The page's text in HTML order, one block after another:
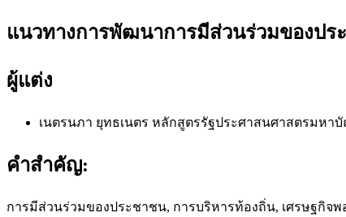
แนวทางการพัฒนาการมีส่วนร่วมของปร
ผู้แต่ง
เนตรนภา ยุทธเนตร หลักสูตรรัฐประศาสนศาสตรมหา
คำสำคัญ:
การมีส่วนร่วมของประชาชน, การบริหารท้องถิ่น, เศรษฐกิจพ